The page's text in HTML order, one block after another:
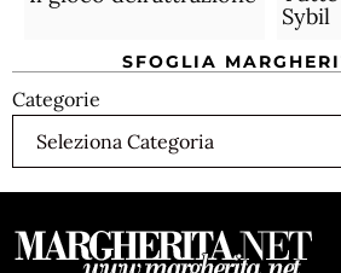
Sybil
SFOGLIA
Categorie